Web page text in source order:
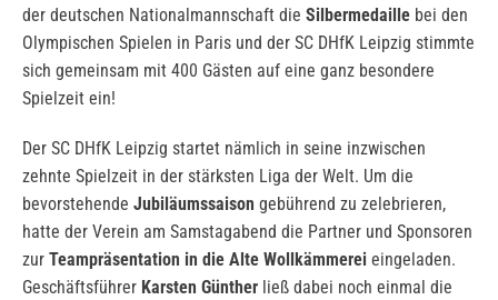
der deutschen Nationalmannschaft die Silbermedaille bei den
Olympischen Spielen in Paris und der SC DHfK Leipzig stimmte
sich gemeinsam mit 400 Gästen auf eine ganz besondere
Spielzeit ein!
Der SC DHfK Leipzig startet nämlich in seine inzwischen
zehnte Spielzeit in der stärksten Liga der Welt. Um die
bevorstehende Jubiläumssaison gebührend zu zelebrieren,
hatte der Verein am Samstagabend die Partner und Sponsoren
zur Teampräsentation in die Alte Wollkämmerei eingeladen.
Geschäftsführer Karsten Günther ließ dabei noch einmal die